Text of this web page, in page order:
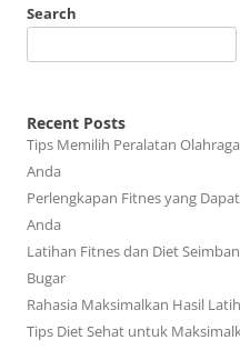
Search
Recent Posts
Tips Memilih Peralatan
Anda
Perlengkapan Fitnes yang
Anda
Latihan Fitnes dan Diet
Bugar
Rahasia Maksimalkan Hasil
Tips Diet Sehat untuk